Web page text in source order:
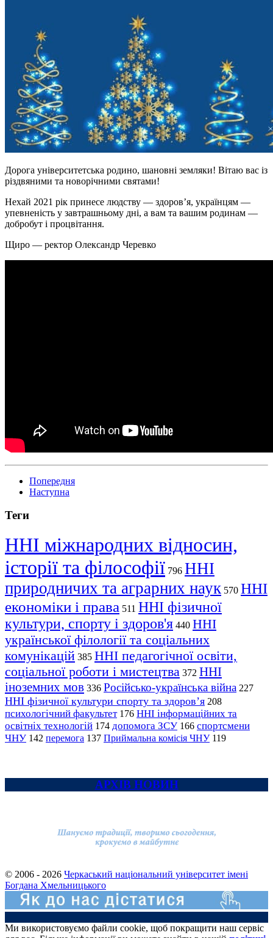
Дорога університетська родино, шановні земляки! Вітаю вас із
різдвяними та новорічними святами!
Нехай 2021 рік принесе людству — здоров’я, українцям —
упевненість у завтрашньому дні, а вам та вашим родинам —
добробут і процвітання.
Щиро — ректор Олександр Черевко
Попередня
Наступна
Теги
ННІ міжнародних відносин,
історії та філософії 796 ННІ
природничих та аграрних наук 570 ННІ
економіки і права 511 ННІ фізичної
культури, спорту і здоров'я 440 ННІ
української філології та соціальних
комунікацій 385 ННІ педагогічної освіти,
соціальної роботи і мистецтва 372 ННІ
іноземних мов 336 Російсько-українська війна 227
ННІ фізичної культури спорту та здоров’я 208
психологічний факультет 176 ННІ інформаційних та
освітніх технологій 174 допомога ЗСУ 166 спортсмени
ЧНУ 142 перемога 137 Приймальна комісія ЧНУ 119
АРХІВ НОВИН
© 2006 - 2026 Черкаський національний університет імені
Богдана Хмельницького
Ми використовуємо файли cookie, щоб покращити наш сервіс